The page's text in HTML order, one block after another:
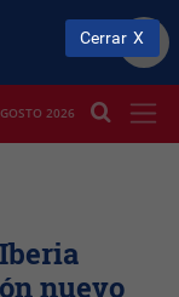
2026
nuevo
Cerrar